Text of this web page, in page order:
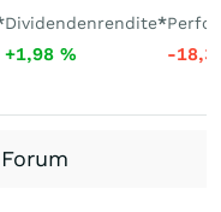
Dividendenrendite*
+1,98 % -